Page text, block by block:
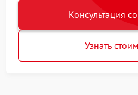
Консультация
Узнать